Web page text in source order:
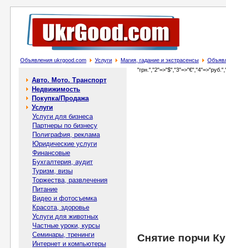
Объявления ukrgood.com Услуги Магия, гадание и экстрасенсы
Авто. Мото. Транспорт
Недвижимость
Покупка/Продажа
Услуги
Услуги для бизнеса
Партнеры по бизнесу
Полиграфия, реклама
Юридические услуги
Финансовые
Бухгалтерия, аудит
Туризм, визы
Торжества, развлечения
Питание
Видео и фотосъемка
Красота, здоровье
Услуги для животных
Частные уроки, курсы
Семинары, тренинги
Интернет и компьютеры
Снятие порчи